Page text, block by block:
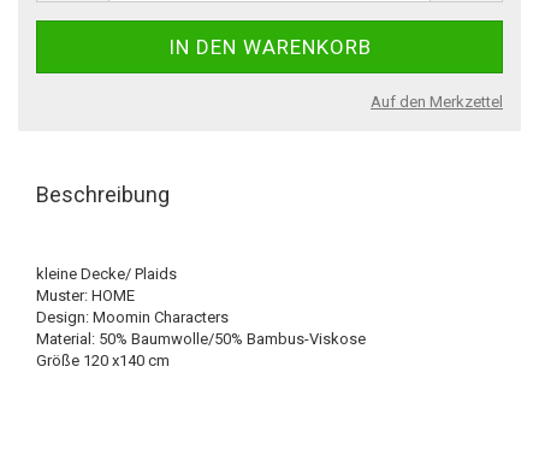
Auf den Merkzettel
Beschreibung
kleine Decke/ Plaids
Muster: HOME
Design: Moomin Characters
Material: 50% Baumwolle/50% Bambus-Viskose
Größe 120 x140 cm